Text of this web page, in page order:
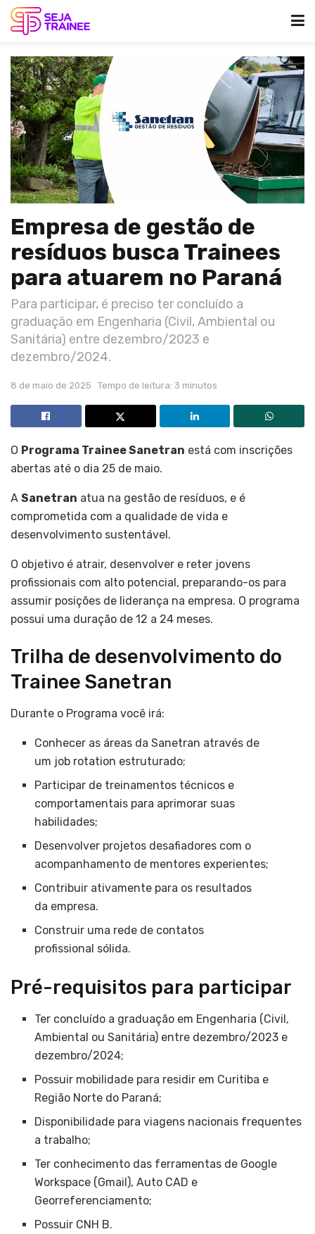
Empresa de gestão de
resíduos busca Trainees
para atuarem no Paraná
Para participar, é preciso ter concluído a
graduação em Engenharia (Civil, Ambiental ou
Sanitária) entre dezembro/2023 e
dezembro/2024.
8 de maio de 2025 Tempo de leitura: 3 minutos
O Programa Trainee Sanetran está com inscrições
abertas até o dia 25 de maio.
A Sanetran atua na gestão de resíduos, e é
comprometida com a qualidade de vida e
desenvolvimento sustentável.
O objetivo é atrair, desenvolver e reter jovens
profissionais com alto potencial, preparando-os para
assumir posições de liderança na empresa. O programa
possui uma duração de 12 a 24 meses.
Trilha de desenvolvimento do
Trainee Sanetran
Durante o Programa você irá:
Conhecer as áreas da Sanetran através de
um job rotation estruturado;
Participar de treinamentos técnicos e
comportamentais para aprimorar suas
habilidades;
Desenvolver projetos desafiadores com o
acompanhamento de mentores experientes;
Contribuir ativamente para os resultados
da empresa.
Construir uma rede de contatos
profissional sólida.
Pré-requisitos para participar
Ter concluído a graduação em Engenharia (Civil,
Ambiental ou Sanitária) entre dezembro/2023 e
dezembro/2024;
Possuir mobilidade para residir em Curitiba e
Região Norte do Paraná;
Disponibilidade para viagens nacionais frequentes
a trabalho;
Ter conhecimento das ferramentas de Google
Workspace (Gmail), Auto CAD e
Georreferenciamento;
Possuir CNH B.